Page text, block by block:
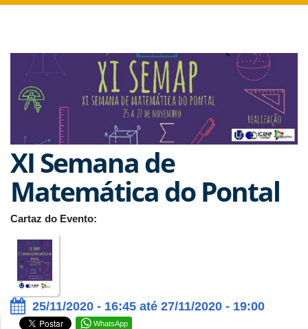
XI Semana de
Matemática do Pontal
Cartaz do Evento:
25/11/2020 - 16:45 até 27/11/2020 - 19:00
WhatsApp